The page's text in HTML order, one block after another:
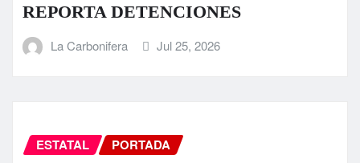
REPORTA DETENCIONES
La Carbonifera Jul 25, 2026
ESTATAL PORTADA